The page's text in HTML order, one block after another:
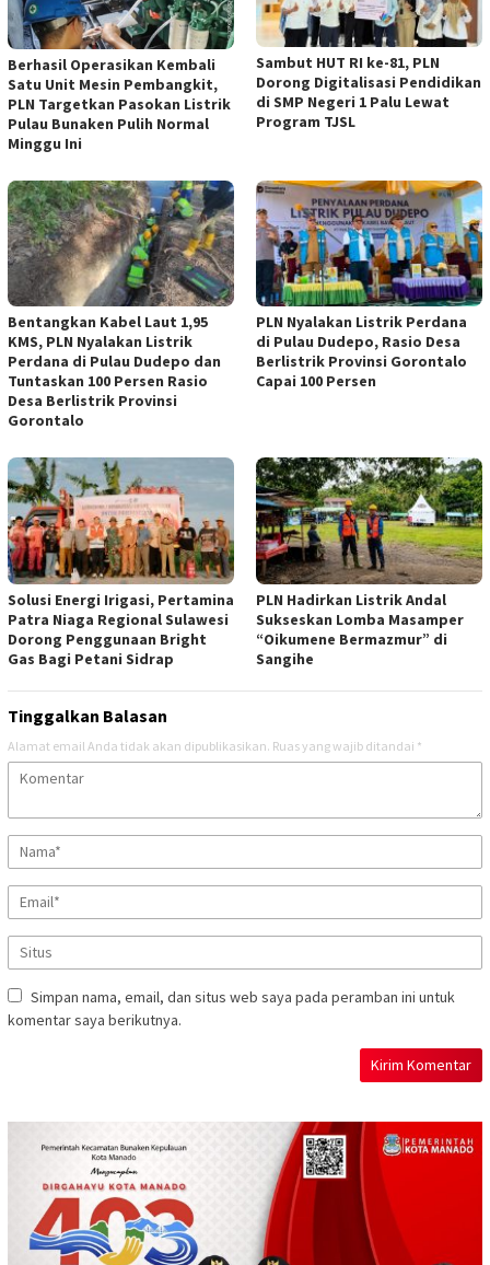
Berhasil Operasikan Kembali
Satu Unit Mesin Pembangkit,
PLN Targetkan Pasokan Listrik
Pulau Bunaken Pulih Normal
Minggu Ini
Sambut HUT RI ke-81, PLN
Dorong Digitalisasi Pendidikan
di SMP Negeri 1 Palu Lewat
Program TJSL
Bentangkan Kabel Laut 1,95
KMS, PLN Nyalakan Listrik
Perdana di Pulau Dudepo dan
Tuntaskan 100 Persen Rasio
Desa Berlistrik Provinsi
Gorontalo
PLN Nyalakan Listrik Perdana
di Pulau Dudepo, Rasio Desa
Berlistrik Provinsi Gorontalo
Capai 100 Persen
Solusi Energi Irigasi, Pertamina
Patra Niaga Regional Sulawesi
Dorong Penggunaan Bright
Gas Bagi Petani Sidrap
PLN Hadirkan Listrik Andal
Sukseskan Lomba Masamper
“Oikumene Bermazmur” di
Sangihe
Tinggalkan Balasan
Alamat email Anda tidak akan dipublikasikan. Ruas yang wajib ditandai *
Simpan nama, email, dan situs web saya pada peramban ini untuk
komentar saya berikutnya.